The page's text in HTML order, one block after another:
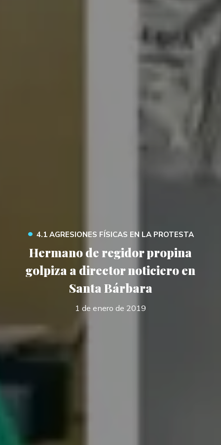
• 4.1 AGRESIONES FÍSICAS EN LA PROTESTA
Hermano de regidor propina
golpiza a director noticiero en
Santa Bárbara
1 de enero de 2019